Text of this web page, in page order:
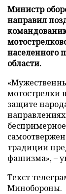
Министр
направил
населенного
области.
мотострелки
защите
традиции
фашизма», –
Текст
Минобороны.